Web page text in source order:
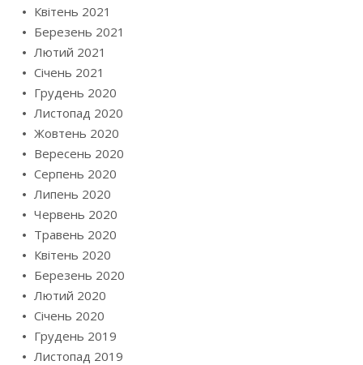
Квітень 2021
Березень 2021
Лютий 2021
Січень 2021
Грудень 2020
Листопад 2020
Жовтень 2020
Вересень 2020
Серпень 2020
Липень 2020
Червень 2020
Травень 2020
Квітень 2020
Березень 2020
Лютий 2020
Січень 2020
Грудень 2019
Листопад 2019